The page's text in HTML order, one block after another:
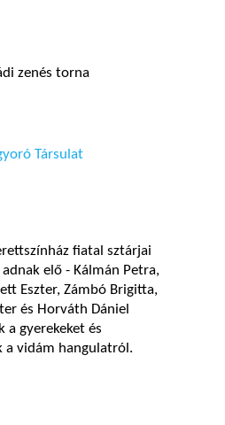
zenés torna
Társulat
fiatal sztárjai
elő - Kálmán Petra,
Eszter, Zámbó Brigitta,
és Horváth Dániel
a gyerekeket és
a vidám hangulatról.